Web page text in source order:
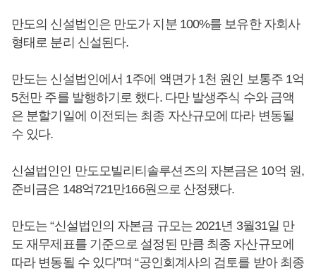
만도의 신설법인은 만도가 지분 100%를 보유한 자회사
형태로 분리 신설된다.
만도는 신설법인에서 1주에 액면가 1천 원인 보통주 1억
5천만 주를 발행하기로 했다. 다만 발생주식 수와 금액
은 분할기일에 이전되는 최종 자산규모에 따라 변동될
수 있다.
신설법인인 만도모빌리티솔루션즈의 자본금은 10억 원,
준비금은 148억721만166원으로 산정됐다.
만도는 “신설법인의 자본금 규모는 2021년 3월31일 만
도 재무제표를 기준으로 설정된 만큼 최종 자산규모에
따라 변동될 수 있다”며 “공인회계사의 검토를 받아 최종